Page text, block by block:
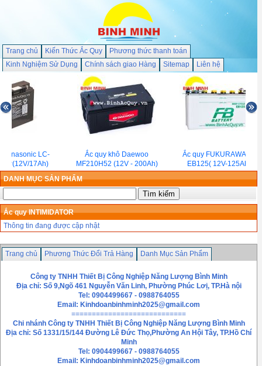
Trang chủ Kiến Thức Ắc Quy
Phương thức thanh toán
Kinh Nghiệm Sử Dụng
Chính sách giao Hàng Sitemap Liên hệ
Panasonic LC-
17Ah)
Ắc quy khô Daewoo
MF210H52 (12V - 200Ah)
Ắc quy FUKURAWA FB
EB125( 12V-125Ah)
DANH MỤC SẢN PHẨM
Ắc quy INTIMIDATOR
Thông tin đang được cập nhật
Trang chủ Phương Thức Đổi Trả Hàng
Danh Mục Sản Phẩm
Công ty TNHH Thiết Bị Công Nghiệp Năng Lượng Bình Minh
Địa chỉ: Số 9,Ngõ 461 Nguyễn Văn Linh, Phường Phúc Lơị, TP.Hà nội
Tel: 0904499667 - 0988764055
Email: Kinhdoanbinhminh2025@gmail.com
============================
Chi nhánh Công ty TNHH Thiết Bị Công Nghiệp Năng Lượng Bình Minh
Địa chỉ: Số 1331/15/144 Đường Lê Đức Thọ,Phường An Hội Tây, TP.Hồ Chí
Minh
Tel: 0904499667 - 0988764055
Email: Kinhdoanbinhminh2025@gmail.com